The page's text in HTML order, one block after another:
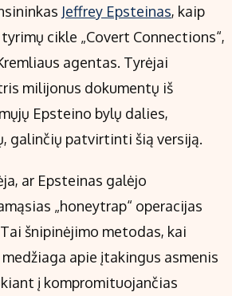
Jeffrey Epsteinas, kaip
cikle „Covert Connections“,
agentas. Tyrėjai
milijonus dokumentų iš
Epsteino bylų dalies,
galinčių patvirtinti šią versiją.
ar Epsteinas galėjo
„honeytrap“ operacijas
šnipinėjimo metodas, kai
apie įtakingus asmenis
į kompromituojančias